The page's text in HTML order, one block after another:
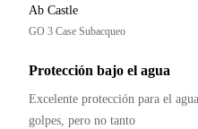
Ab Castle
GO 3 Case Subacqueo
Protección bajo el agua
Excelente protección para el
golpes, pero no tanto